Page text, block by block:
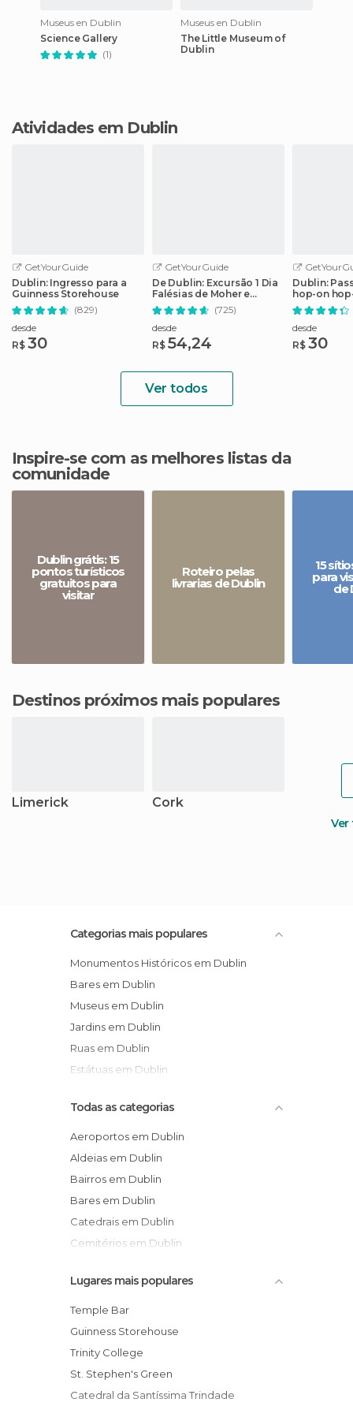
Museus en Dublin
Science Gallery
(1)
Museus en Dublin
The Little Museum of
Dublin
Atividades em Dublin
GetYourGuide
Dublin: Ingresso para a
Guinness Storehouse
(829)
desde
R$ 30
GetYourGuide
De Dublin: Excursão 1 Dia
Falésias de Moher e
Galway
(725)
desde
R$ 54,24
Dublin:
hop-on
desde
R$ 30
Ver todos
Inspire-se com as melhores listas da
comunidade
Dublin grátis: 15
pontos turísticos
gratuitos para
visitar
Roteiro pelas
livrarias de Dublin
15
para
de
Destinos próximos mais populares
Limerick Cork
Categorias mais populares
Monumentos Históricos em Dublin
Bares em Dublin
Museus em Dublin
Jardins em Dublin
Ruas em Dublin
Estátuas em Dublin
Todas as categorias
Aeroportos em Dublin
Aldeias em Dublin
Bairros em Dublin
Bares em Dublin
Catedrais em Dublin
Cemitérios em Dublin
De interesse turístico em Dublin
Estações de Comboio em Dublin
Estádios em Dublin
Estátuas em Dublin
Festas em Dublin
Igrejas em Dublin
Lugares mais populares
Temple Bar
Guinness Storehouse
Trinity College
St. Stephen's Green
Catedral da Santíssima Trindade